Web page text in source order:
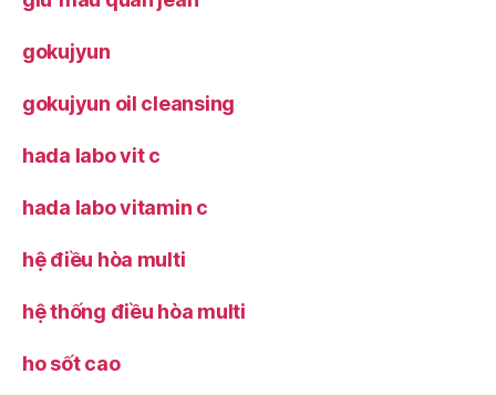
gokujyun
gokujyun oil cleansing
hada labo vit c
hada labo vitamin c
hệ điều hòa multi
hệ thống điều hòa multi
ho sốt cao